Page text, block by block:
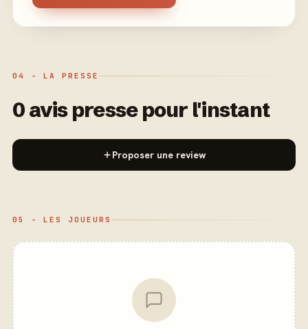
04 - LA PRESSE
0 avis presse pour l'instant
Proposer une review
05 - LES JOUEURS